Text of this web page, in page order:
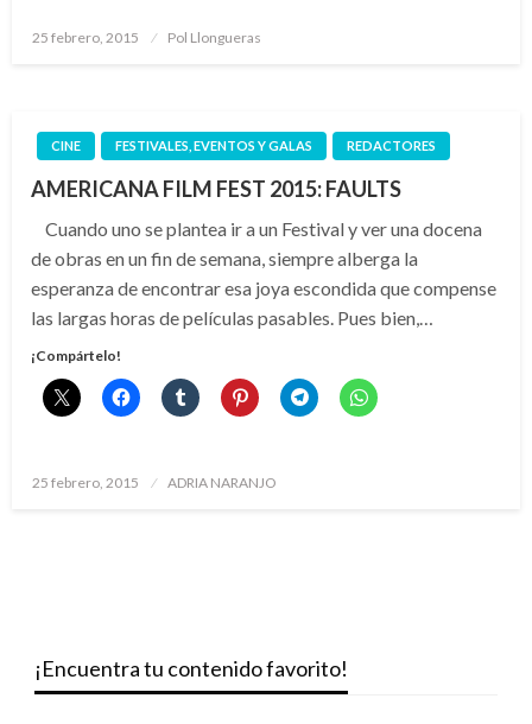
Publicado
25 febrero, 2015 Pol Llongueras
CINE FESTIVALES, EVENTOS Y GALAS REDACTORES
AMERICANA FILM FEST 2015: FAULTS
Cuando uno se plantea ir a un Festival y ver una docena
de obras en un fin de semana, siempre alberga la
esperanza de encontrar esa joya escondida que compense
las largas horas de películas pasables. Pues bien,…
¡Compártelo!
Publicado
25 febrero, 2015 ADRIA NARANJO
¡Encuentra tu contenido favorito!